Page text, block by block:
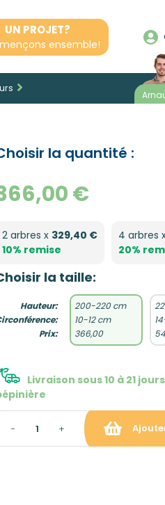
UN PROJET?
ensemble!
la quantité :
€
2 arbres x 329,40 €
10% remise
4 arbres
20%
la taille:
Hauteur:
Prix:
200-220 cm
10-12 cm
366,00
Livraison sous 10 à 21
− +